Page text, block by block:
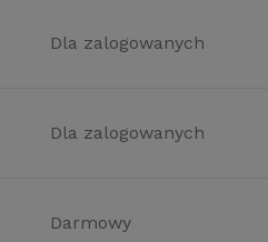
Dla zalogowanych
Dla zalogowanych
Darmowy